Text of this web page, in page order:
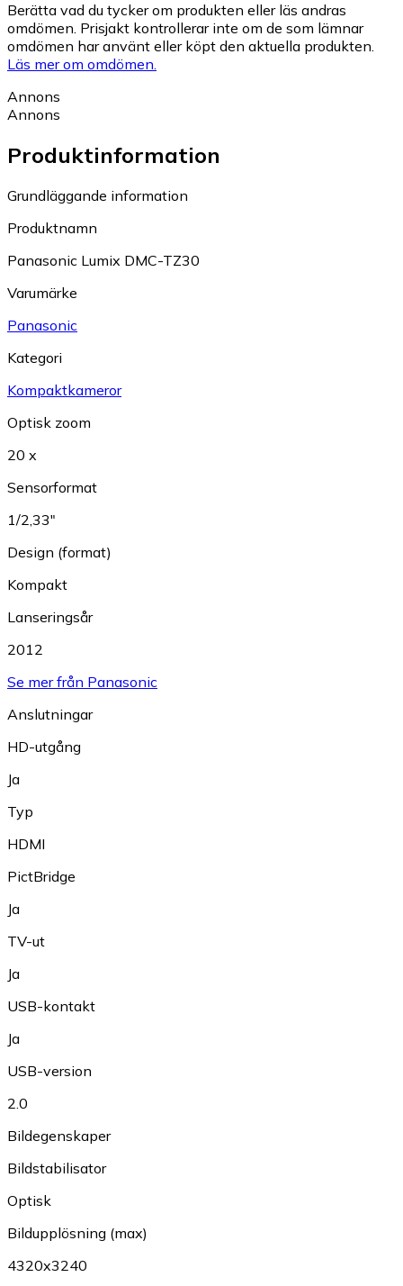
Berätta vad du tycker om produkten eller läs andras
omdömen. Prisjakt kontrollerar inte om de som lämnar
omdömen har använt eller köpt den aktuella produkten.
Läs mer om omdömen.
Annons
Annons
Produktinformation
Grundläggande information
Produktnamn
Panasonic Lumix DMC-TZ30
Varumärke
Panasonic
Kategori
Kompaktkameror
Optisk zoom
20 x
Sensorformat
1/2,33"
Design (format)
Kompakt
Lanseringsår
2012
Se mer från Panasonic
Anslutningar
HD-utgång
Ja
Typ
HDMI
PictBridge
Ja
TV-ut
Ja
USB-kontakt
Ja
USB-version
2.0
Bildegenskaper
Bildstabilisator
Optisk
Bildupplösning (max)
4320x3240